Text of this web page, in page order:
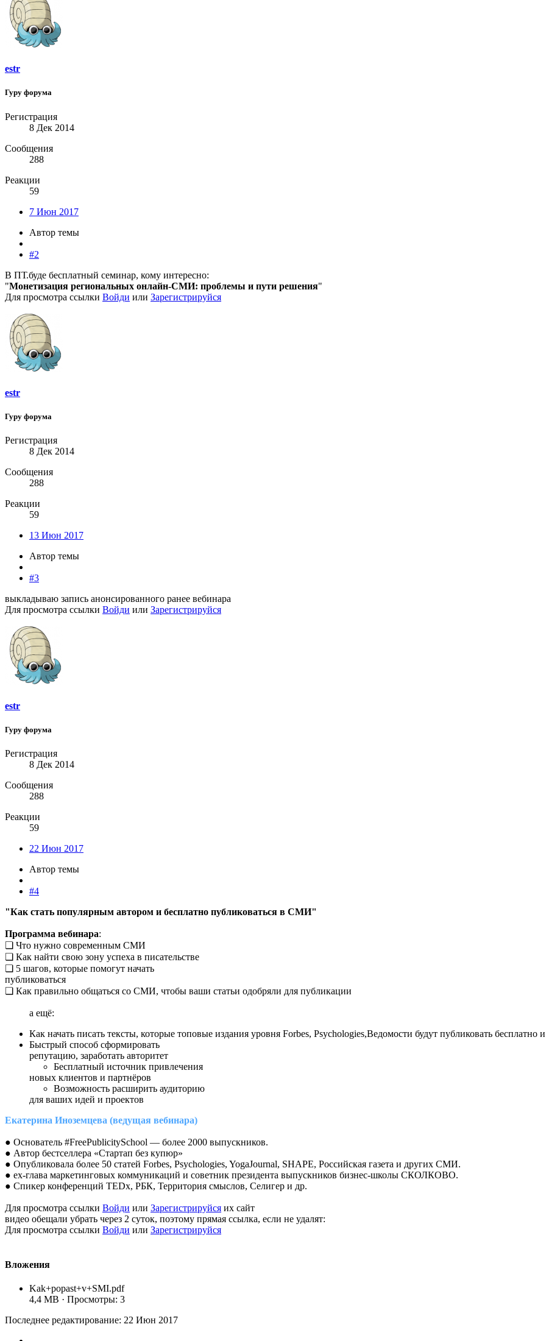
estr
Гуру форума
Регистрация
8 Дек 2014
Сообщения
288
Реакции
59
7 Июн 2017
Автор темы
#2
В ПТ.буде бесплатный семинар, кому интересно:
"Монетизация региональных онлайн-СМИ: проблемы и пути решения"
Для просмотра ссылки Войди или Зарегистрируйся
estr
Гуру форума
Регистрация
8 Дек 2014
Сообщения
288
Реакции
59
13 Июн 2017
Автор темы
#3
выкладываю запись анонсированного ранее вебинара
Для просмотра ссылки Войди или Зарегистрируйся
estr
Гуру форума
Регистрация
8 Дек 2014
Сообщения
288
Реакции
59
22 Июн 2017
Автор темы
#4
"Как стать популярным автором и бесплатно публиковаться в СМИ"
Программа вебинара:
❏ Что нужно современным СМИ
❏ Как найти свою зону успеха в писательстве
❏ 5 шагов, которые помогут начать
публиковаться
❏ Как правильно общаться со СМИ, чтобы ваши статьи одобряли для публикации
а ещё:​
Как начать писать тексты, которые топовые издания уровня Forbes, Psychologies,Ведомости будут публиковать бесплатно
Быстрый способ сформировать
репутацию, заработать авторитет
Бесплатный источник привлечения
новых клиентов и партнёров
Возможность расширить аудиторию
для ваших идей и проектов
Екатерина Иноземцева (ведущая вебинара)
● Основатель #FreePublicitySchool — более 2000 выпускников.
● Автор бестселлера «Стартап без купюр»
● Опубликовала более 50 статей Forbes, Psychologies, YogaJournal, SHAPE, Российская газета и других СМИ.
● ex-глава маркетинговых коммуникаций и советник президента выпускников бизнес-школы СКОЛКОВО.
● Спикер конференций TEDx, РБК, Территория смыслов, Селигер и др.
Для просмотра ссылки Войди или Зарегистрируйся их сайт
видео обещали убрать через 2 суток, поэтому прямая ссылка, если не удалят:
Для просмотра ссылки Войди или Зарегистрируйся
Вложения
Kak+popast+v+SMI.pdf
4,4 MB · Просмотры: 3
Последнее редактирование: 22 Июн 2017